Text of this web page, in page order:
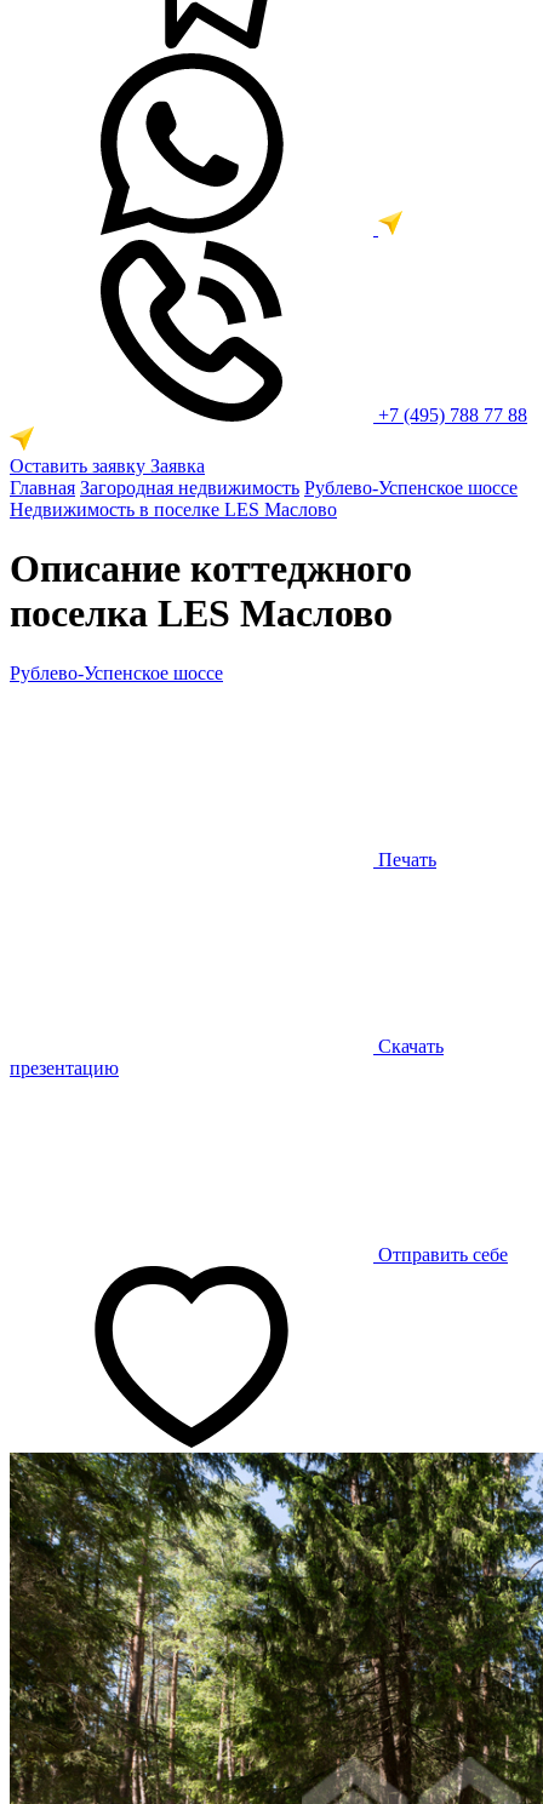
+7 (495) 788 77 88
Оставить заявку Заявка
Главная Загородная недвижимость Рублево-Успенское шоссе
Недвижимость в поселке LES Маслово
Описание коттеджного
поселка LES Маслово
Рублево-Успенское шоссе
Печать
Скачать
презентацию
Отправить себе